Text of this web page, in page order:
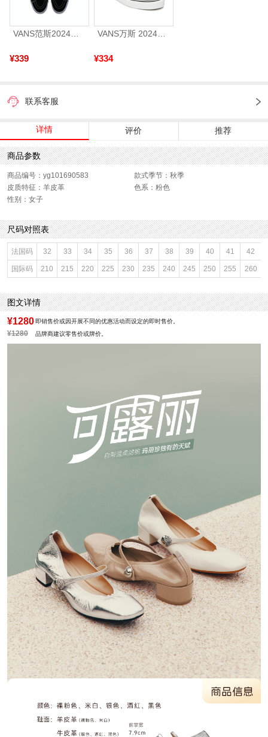
VANS范斯2024中性SK8-HiCL帆布鞋/硫化鞋VN000D5IB8C
¥339
VANS万斯 2024年新款中性OldSkool帆布鞋/硫化鞋VN000D3HY28（延续款）
¥334
联系客服
详情 评价 推荐
商品参数
商品编号：yg101690583
款式季节：秋季
皮质特征：羊皮革
色系：粉色
性别：女子
尺码对照表
法国码 32 33 34 35 36 37 38 39 40 41 42
国际码 210 215 220 225 230 235 240 245 250 255 260
图文详情
¥1280 即销售价或因开展不同的优惠活动而设定的即时售价。
¥1280 品牌商建议零售价或牌价。